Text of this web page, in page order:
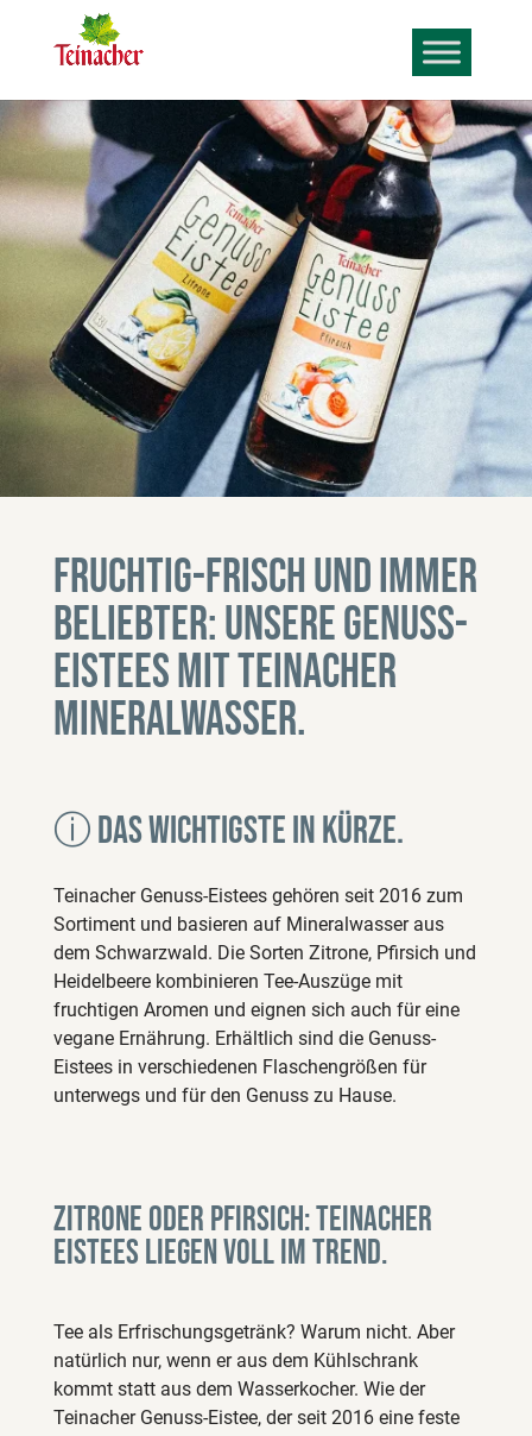
Fruchtig-frisch und immer
beliebter: Unsere Genuss-
Eistees mit Teinacher
Mineralwasser.
ⓘ Das wichtigste in Kürze.
Teinacher Genuss-Eistees gehören seit 2016 zum
Sortiment und basieren auf Mineralwasser aus
dem Schwarzwald. Die Sorten Zitrone, Pfirsich und
Heidelbeere kombinieren Tee-Auszüge mit
fruchtigen Aromen und eignen sich auch für eine
vegane Ernährung. Erhältlich sind die Genuss-
Eistees in verschiedenen Flaschengrößen für
unterwegs und für den Genuss zu Hause.
Zitrone oder Pfirsich: Teinacher
Eistees liegen voll im Trend.
Tee als Erfrischungsgetränk? Warum nicht. Aber
natürlich nur, wenn er aus dem Kühlschrank
kommt statt aus dem Wasserkocher. Wie der
Teinacher Genuss-Eistee, der seit 2016 eine feste